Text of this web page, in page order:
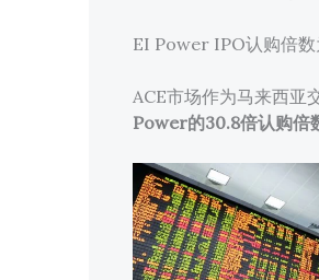
EI Power IPO认购倍数
ACE市场作为马来西亚
Power的30.8倍认购倍